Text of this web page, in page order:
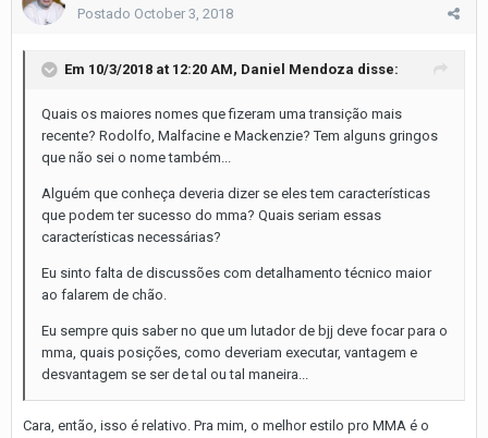
Postado October 3, 2018
Em 10/3/2018 at 12:20 AM, Daniel Mendoza disse:
Quais os maiores nomes que fizeram uma transição mais
recente? Rodolfo, Malfacine e Mackenzie? Tem alguns gringos
que não sei o nome também...
Alguém que conheça deveria dizer se eles tem características
que podem ter sucesso do mma? Quais seriam essas
características necessárias?
Eu sinto falta de discussões com detalhamento técnico maior
ao falarem de chão.
Eu sempre quis saber no que um lutador de bjj deve focar para o
mma, quais posições, como deveriam executar, vantagem e
desvantagem se ser de tal ou tal maneira...
Cara, então, isso é relativo. Pra mim, o melhor estilo pro MMA é o